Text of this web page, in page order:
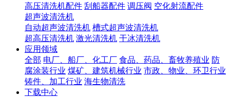
高压清洗机配件 刮船器配件 调压阀 空化射流配件
超声波清洗机
自动超声波清洗机 槽式超声波清洗机
超高压清洗机 激光清洗机 干冰清洗机
应用领域
全部 电厂、船厂、化工厂 食品、药品、畜牧养殖业 防
腐涂装行业 煤矿、建筑机械行业 市政、物业、环卫行业
铸件、加工行业 海生物清洗
下载中心